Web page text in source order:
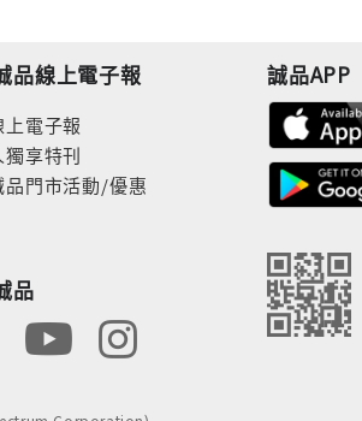
品線上電子報
電子報
享特刊
品門市活動/優惠
品
誠品APP